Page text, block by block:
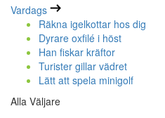
Vardags
Räkna igelkottar hos dig
Dyrare oxfilé i höst
Han fiskar kräftor
Turister gillar vädret
Lätt att spela minigolf
Alla Väljare